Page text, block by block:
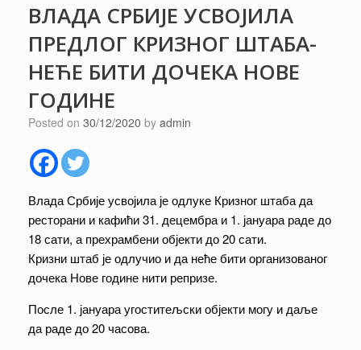
ВЛАДА СРБИЈЕ УСВОЈИЛА
ПРЕДЛОГ КРИЗНОГ ШТАБА-
НЕЋЕ БИТИ ДОЧЕКА НОВЕ
ГОДИНЕ
Posted on 30/12/2020 by admin
Влада Србије усвојила је одлуке Кризног штаба да
ресторани и кафићи 31. децембра и 1. јануара раде до
18 сати, а прехрамбени објекти до 20 сати.
Кризни штаб је одлучио и да неће бити организованог
дочека Нове године нити репризе.
После 1. јануара угоститељски објекти могу и даље
да раде до 20 часова.